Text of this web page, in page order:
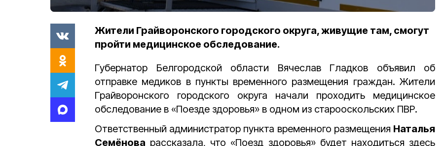
Жители Грайворонского городского округа, живущие там, смогут
пройти медицинское обследование.
Губернатор Белгородской области Вячеслав Гладков объявил об
отправке медиков в пункты временного размещения граждан. Жители
Грайворонского городского округа начали проходить медицинское
обследование в «Поезде здоровья» в одном из старооскольских ПВР.
Ответственный администратор пункта временного размещения Наталья
Семёнова рассказала, что «Поезд здоровья» будет находиться здесь